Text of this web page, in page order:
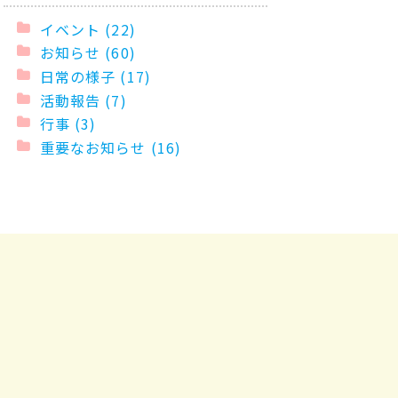
イベント (22)
お知らせ (60)
日常の様子 (17)
活動報告 (7)
行事 (3)
重要なお知らせ (16)